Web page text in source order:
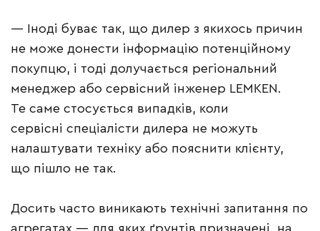
— Іноді буває так, що дилер з якихось причин
не може донести інформацію потенційному
покупцю, і тоді долучається регіональний
менеджер або сервісний інженер LEMKEN.
Те саме стосується випадків, коли
сервісні спеціалісти дилера не можуть
налаштувати техніку або пояснити клієнту,
що пішло не так.
Досить часто виникають технічні запитання по
агрегатах — для яких ґрунтів призначені, на